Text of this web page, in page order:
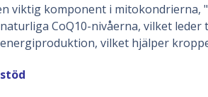
viktig komponent i
CoQ10-nivåerna, vilket
vilket hjälper